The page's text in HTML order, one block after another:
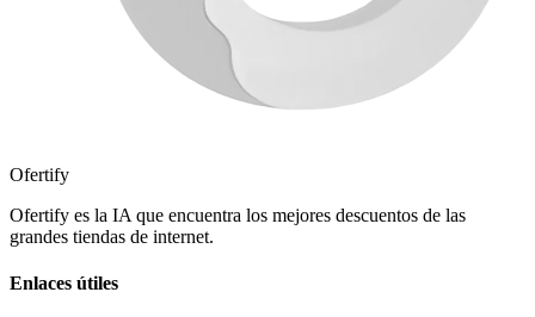
Ofertify
Ofertify es la IA que encuentra los mejores descuentos de las
grandes tiendas de internet.
Enlaces útiles